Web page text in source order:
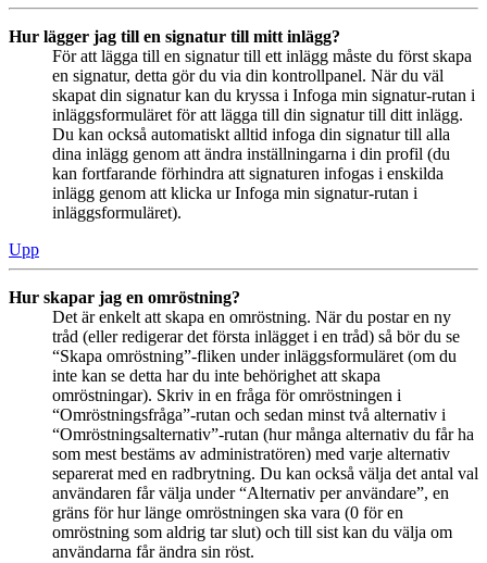
Hur lägger jag till en signatur till mitt inlägg?
För att lägga till en signatur till ett inlägg måste du först skapa
en signatur, detta gör du via din kontrollpanel. När du väl
skapat din signatur kan du kryssa i Infoga min signatur-rutan i
inläggsformuläret för att lägga till din signatur till ditt inlägg.
Du kan också automatiskt alltid infoga din signatur till alla
dina inlägg genom att ändra inställningarna i din profil (du
kan fortfarande förhindra att signaturen infogas i enskilda
inlägg genom att klicka ur Infoga min signatur-rutan i
inläggsformuläret).
Upp
Hur skapar jag en omröstning?
Det är enkelt att skapa en omröstning. När du postar en ny
tråd (eller redigerar det första inlägget i en tråd) så bör du se
“Skapa omröstning”-fliken under inläggsformuläret (om du
inte kan se detta har du inte behörighet att skapa
omröstningar). Skriv in en fråga för omröstningen i
“Omröstningsfråga”-rutan och sedan minst två alternativ i
“Omröstningsalternativ”-rutan (hur många alternativ du får ha
som mest bestäms av administratören) med varje alternativ
separerat med en radbrytning. Du kan också välja det antal val
användaren får välja under “Alternativ per användare”, en
gräns för hur länge omröstningen ska vara (0 för en
omröstning som aldrig tar slut) och till sist kan du välja om
användarna får ändra sin röst.